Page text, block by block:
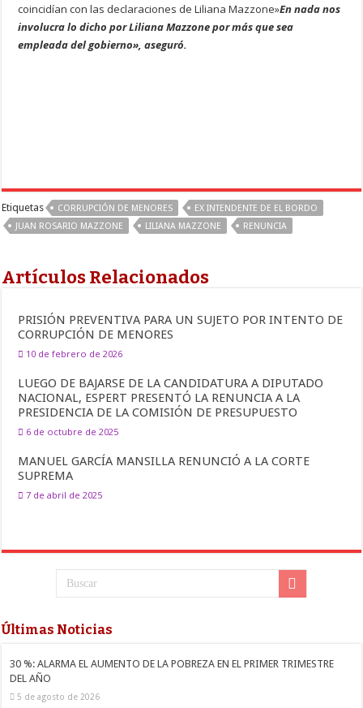
coincidían con las declaraciones de Liliana Mazzone»En nada nos
involucra lo dicho por Liliana Mazzone por más que sea
empleada del gobierno», aseguró.
Etiquetas CORRUPCIÓN DE MENORES
EX INTENDENTE DE EL BORDO
JUAN ROSARIO MAZZONE
LILIANA MAZZONE RENUNCIA
Artículos Relacionados
PRISIÓN PREVENTIVA PARA UN SUJETO POR INTENTO DE
CORRUPCIÓN DE MENORES
10 de febrero de 2026
LUEGO DE BAJARSE DE LA CANDIDATURA A DIPUTADO
NACIONAL, ESPERT PRESENTÓ LA RENUNCIA A LA
PRESIDENCIA DE LA COMISIÓN DE PRESUPUESTO
6 de octubre de 2025
MANUEL GARCÍA MANSILLA RENUNCIÓ A LA CORTE
SUPREMA
7 de abril de 2025
Últimas Noticias
30 %: ALARMA EL AUMENTO DE LA POBREZA EN EL PRIMER TRIMESTRE
DEL AÑO
5 de agosto de 2026